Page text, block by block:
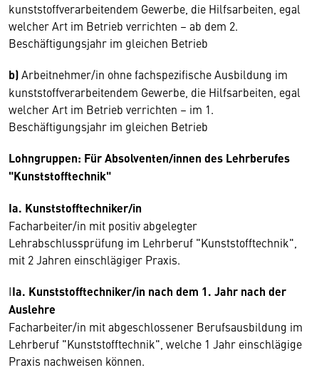
kunststoffverarbeitendem Gewerbe, die Hilfsarbeiten, egal
welcher Art im Betrieb verrichten – ab dem 2.
Beschäftigungsjahr im gleichen Betrieb
b)Arbeitnehmer/in ohne fachspezifische Ausbildung im
kunststoffverarbeitendem Gewerbe, die Hilfsarbeiten, egal
welcher Art im Betrieb verrichten – im 1.
Beschäftigungsjahr im gleichen Betrieb
Lohngruppen: Für Absolventen/innen des Lehrberufes
"Kunststofftechnik"
Ia. Kunststofftechniker/in
Facharbeiter/in mit positiv abgelegter
Lehrabschlussprüfung im Lehrberuf "Kunststofftechnik",
mit 2 Jahren einschlägiger Praxis.
IIa. Kunststofftechniker/in nach dem 1. Jahr nach der
Auslehre
Facharbeiter/in mit abgeschlossener Berufsausbildung im
Lehrberuf "Kunststofftechnik", welche 1 Jahr einschlägige
Praxis nachweisen können.